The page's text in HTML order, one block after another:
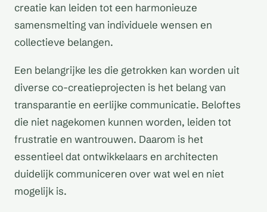
creatie kan leiden tot een harmonieuze
samensmelting van individuele wensen en
collectieve belangen.
Een belangrijke les die getrokken kan worden uit
diverse co-creatieprojecten is het belang van
transparantie en eerlijke communicatie. Beloftes
die niet nagekomen kunnen worden, leiden tot
frustratie en wantrouwen. Daarom is het
essentieel dat ontwikkelaars en architecten
duidelijk communiceren over wat wel en niet
mogelijk is.